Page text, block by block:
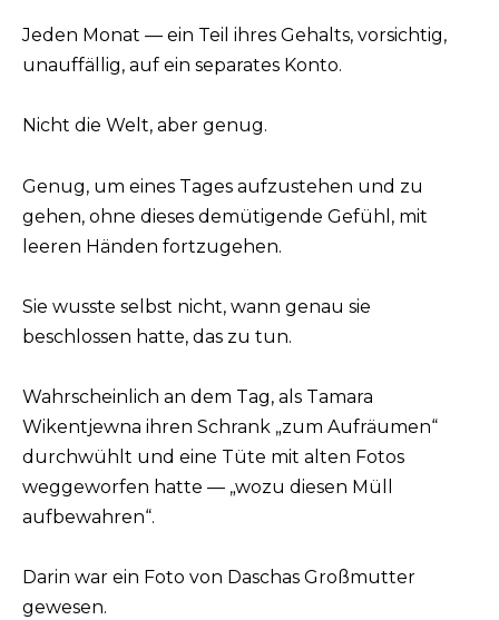
Jeden Monat — ein Teil ihres Gehalts, vorsichtig,
unauffällig, auf ein separates Konto.
Nicht die Welt, aber genug.
Genug, um eines Tages aufzustehen und zu
gehen, ohne dieses demütigende Gefühl, mit
leeren Händen fortzugehen.
Sie wusste selbst nicht, wann genau sie
beschlossen hatte, das zu tun.
Wahrscheinlich an dem Tag, als Tamara
Wikentjewna ihren Schrank „zum Aufräumen“
durchwühlt und eine Tüte mit alten Fotos
weggeworfen hatte — „wozu diesen Müll
aufbewahren“.
Darin war ein Foto von Daschas Großmutter
gewesen.